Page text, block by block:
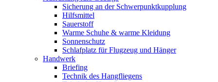
Sicherung an der Schwerpunktkupplung
Hilfsmittel
Sauerstoff
Warme Schuhe & warme Kleidung
Sonnenschutz
Schlafplatz für Flugzeug und Hänger
Handwerk
Briefing
Technik des Hangfliegens